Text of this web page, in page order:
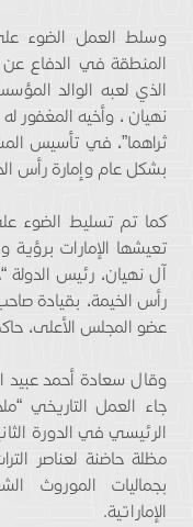
وسلط العمل الضوء
المنطقة في الدفاع عن
الذي لعبه الوالد
نهيان ، وأخيه المغفور
ثراهما”، في تأسيس
بشكل عام وإمارة رأس
كما تم تسليط الضوء
تعيشها الإمارات
آل نهيان، رئيس الدولة
رأس الخيمة، بقيادة
عضو المجلس الأعلى،
وقال سعادة أحمد عبيد
جاء العمل التاريخي
الرئيسي في الدورة
مظلة حاضنة لعناصر
بجماليات الموروث
الإماراتية.